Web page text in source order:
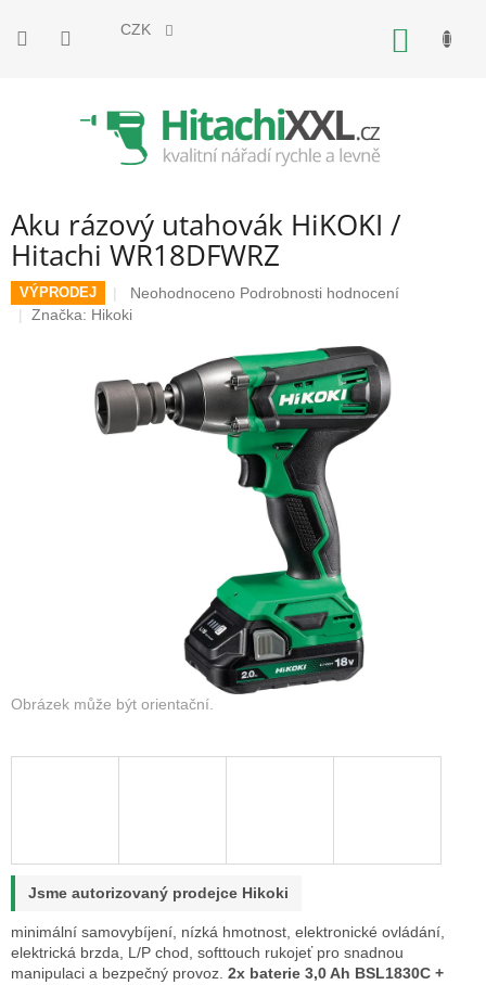
obsah
CZK
Aku rázový utahovák HiKOKI /
Hitachi WR18DFWRZ
VÝPRODEJ
Průměrné
hodnocení
z
5
hvězdiček.
Neohodnoceno Podrobnosti hodnocení
Značka: Hikoki
Jsme autorizovaný prodejce Hikoki
minimální samovybíjení, nízká hmotnost, elektronické ovládání,
elektrická brzda, L/P chod, softtouch rukojeť pro snadnou
manipulaci a bezpečný provoz. 2x baterie 3,0 Ah BSL1830C +